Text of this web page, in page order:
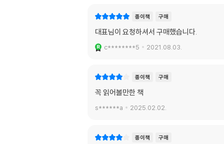
종이책 구매
대표님이 요청하셔서 구매했습니다.
c********5 2021.08.03.
종이책 구매
꼭 읽어볼만한 책
s******a 2025.02.02.
종이책 구매